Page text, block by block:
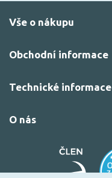
Vše o nákupu
Obchodní informace
Technické informace
O nás